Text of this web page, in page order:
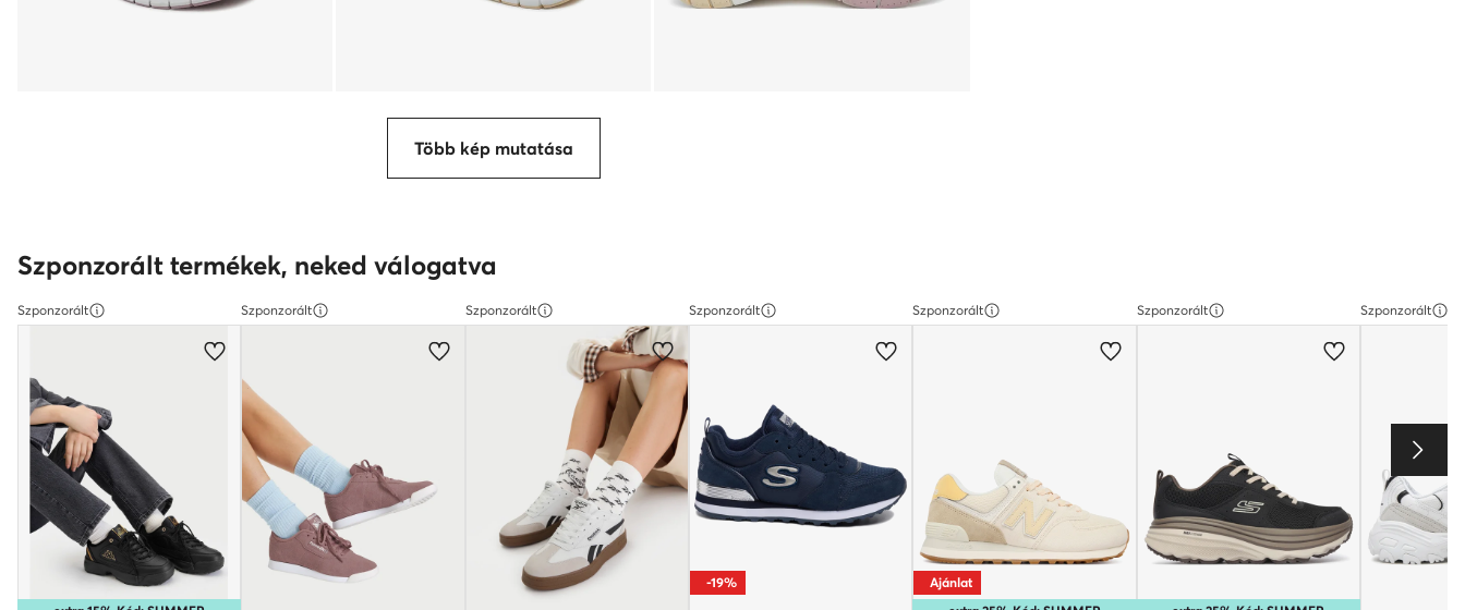
Több kép mutatása
Szponzorált termékek, neked válogatva
Szponzorált Szponzorált Szponzorált Szponzorált
-19%
Szponzorált
Ajánlat
Szponzorált Szponzorált